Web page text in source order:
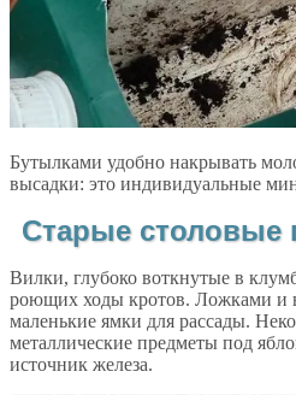
Бутылками удобно накрывать
высадки: это индивидуальные
Старые столовые
Вилки, глубоко воткнутые в
роющих ходы кротов. Ложками и
маленькие ямки для рассады.
металлические предметы под
источник железа.